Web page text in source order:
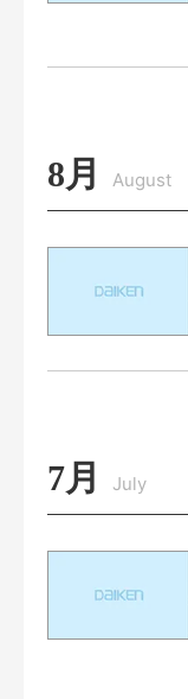
8月 August
7月 July